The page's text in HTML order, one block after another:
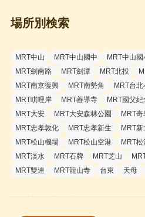
場所別検索
MRT中山 MRT中山國中 MRT中山國
MRT劍南路
MRT劍潭 MRT北投
MRT南京復興
MRT南勢角 MRT台北
MRT唭哩岸
MRT善導寺 MRT國父紀
MRT大安
MRT大安森林公園 MRT奇
MRT忠孝敦化
MRT忠孝新生 MRT新
MRT松山機場
MRT松山空港 MRT
MRT淡水
MRT石牌 MRT芝山
MRT雙連
MRT龍山寺 台東 天母